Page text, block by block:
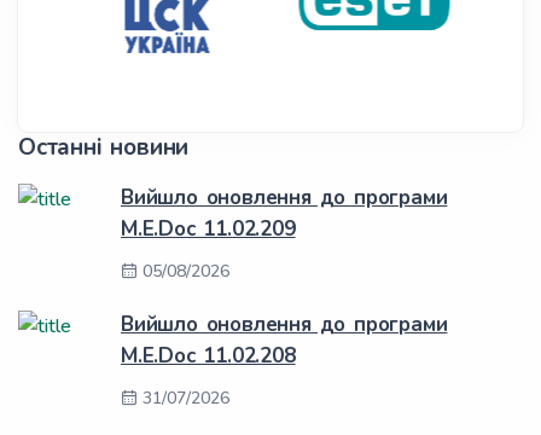
Останні новини
Вийшло оновлення до програми
M.E.Doc 11.02.209
05/08/2026
Вийшло оновлення до програми
M.E.Doc 11.02.208
31/07/2026